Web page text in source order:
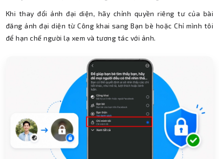
Khi thay đổi ảnh đại diện, hãy chỉnh quyền riêng tư của bài
đăng ảnh đại diện từ Công khai sang Bạn bè hoặc Chỉ mình tôi
để hạn chế người lạ xem và tương tác với ảnh.